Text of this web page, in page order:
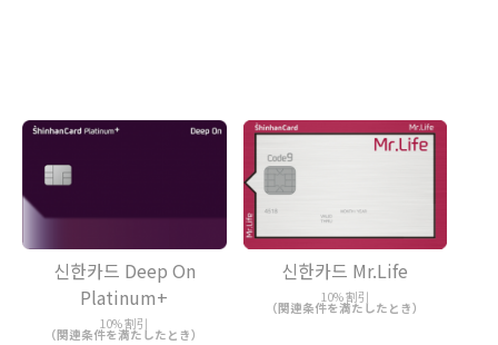
신한카드 Deep On
Platinum+
10% 割引
（関連条件を満たしたとき）
신한카드 Mr.Life
10% 割引
（関連条件を満たしたとき）